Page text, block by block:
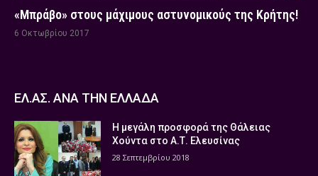
«Μπράβο» στους μάχιμους αστυνομικούς της Κρήτης!
6 Οκτωβρίου 2017
ΕΛ.ΑΣ. ΑΝΑ ΤΗΝ ΕΛΛΑΔΑ
Η μεγάλη προσφορά της Θάλειας
Χούντα στο Α.Τ. Ελευσίνας
28 Σεπτεμβρίου 2018